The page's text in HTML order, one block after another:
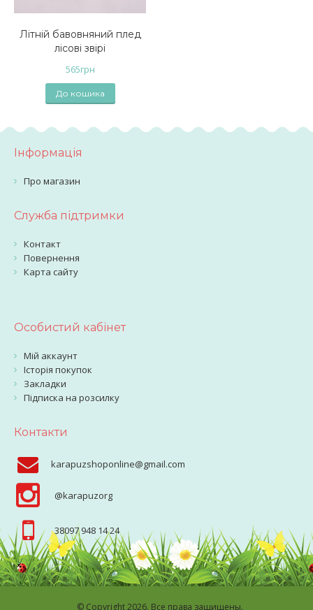
Літній бавовняний плед
лісові звірі
565грн
До кошика
Інформація
Про магазин
Служба підтримки
Контакт
Повернення
Карта сайту
Особистий кабінет
Мій аккаунт
Історія покупок
Закладки
Підписка на розсилку
Контакти
karapuzshoponline@gmail.com
@karapuzorg
38097 948 14 24
© Copyright 2026. Все права защищены.